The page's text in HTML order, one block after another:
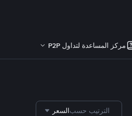
مركز المساعدة لتداول P2P
الترتيب حسبالسعر